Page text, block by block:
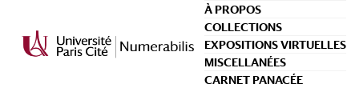
À PROPOS
COLLECTIONS
EXPOSITIONS VIRTUELLES
MISCELLANÉES
CARNET PANACÉE